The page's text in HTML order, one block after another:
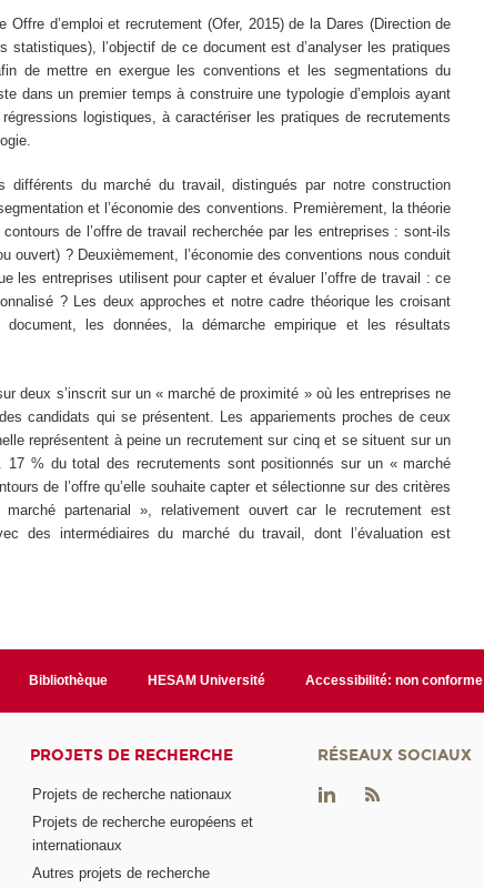
Offre d’emploi et recrutement (Ofer, 2015) de la Dares (Direction de
statistiques), l’objectif de ce document est d’analyser les pratiques
de mettre en exergue les conventions et les segmentations du
dans un premier temps à construire une typologie d’emplois ayant
logistiques, à caractériser les pratiques de recrutements
différents du marché du travail, distingués par notre construction
et l’économie des conventions. Premièrement, la théorie
de l’offre de travail recherchée par les entreprises : sont-ils
ouvert) ? Deuxièmement, l’économie des conventions nous conduit
les entreprises utilisent pour capter et évaluer l’offre de travail : ce
? Les deux approches et notre cadre théorique les croisant
les données, la démarche empirique et les résultats
deux s’inscrit sur un « marché de proximité » où les entreprises ne
candidats qui se présentent. Les appariements proches de ceux
représentent à peine un recrutement sur cinq et se situent sur un
% du total des recrutements sont positionnés sur un « marché
de l’offre qu’elle souhaite capter et sélectionne sur des critères
partenarial », relativement ouvert car le recrutement est
des intermédiaires du marché du travail, dont l’évaluation est
Bibliothèque HESAM Université Accessibilité: non conforme
PROJETS DE RECHERCHE
Projets de recherche nationaux
Projets de recherche européens et
internationaux
Autres projets de recherche
RÉSEAUX SOCIAUX